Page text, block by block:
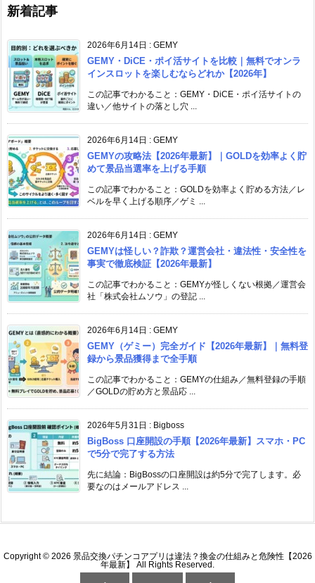
新着記事
2026年6月14日 : GEMY
GEMY・DiCE・ポイ活サイトを比較｜無料でオンラ
インスロットを楽しむならどれか【2026年】
この記事でわかること：GEMY・DiCE・ポイ活サイトの
違い／他サイトの落とし穴 ...
2026年6月14日 : GEMY
GEMYの攻略法【2026年最新】｜GOLDを効率よく貯
めて景品当選率を上げる手順
この記事でわかること：GOLDを効率よく貯める方法／レ
ベルを早く上げる順序／ゲミ ...
2026年6月14日 : GEMY
GEMYは怪しい？詐欺？運営会社・違法性・安全性を
事実で徹底検証【2026年最新】
この記事でわかること：GEMYが怪しくない根拠／運営会
社「株式会社ムソウ」の登記 ...
2026年6月14日 : GEMY
GEMY（ゲミー）完全ガイド【2026年最新】｜無料登
録から景品獲得まで全手順
この記事でわかること：GEMYの仕組み／無料登録の手順
／GOLDの貯め方と景品応 ...
2026年5月31日 : Bigboss
BigBoss 口座開設の手順【2026年最新】スマホ・PC
で5分で完了する方法
先に結論：BigBossの口座開設は約5分で完了します。必
要なのはメールアドレス ...
Copyright © 2026 景品交換パチンコアプリは違法？換金の仕組みと危険性【2026
年最新】
All Rights Reserved.